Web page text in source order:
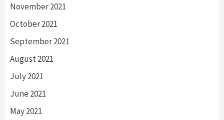
November 2021
October 2021
September 2021
August 2021
July 2021
June 2021
May 2021